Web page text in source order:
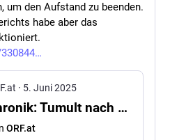
um den Aufstand zu beenden.
habe aber das
· 5. Juni 2025
Chronik: Tumult nach Urteil sorgte für Polizeieinsatz
ORF.at